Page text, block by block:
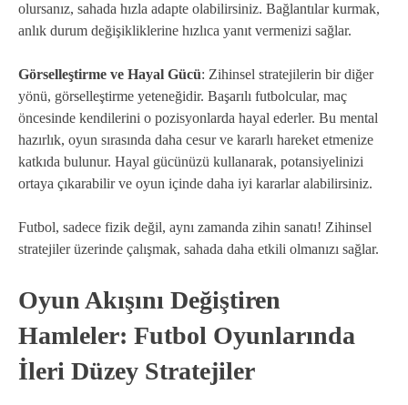
olursanız, sahada hızla adapte olabilirsiniz. Bağlantılar kurmak,
anlık durum değişikliklerine hızlıca yanıt vermenizi sağlar.
Görselleştirme ve Hayal Gücü: Zihinsel stratejilerin bir diğer
yönü, görselleştirme yeteneğidir. Başarılı futbolcular, maç
öncesinde kendilerini o pozisyonlarda hayal ederler. Bu mental
hazırlık, oyun sırasında daha cesur ve kararlı hareket etmenize
katkıda bulunur. Hayal gücünüzü kullanarak, potansiyelinizi
ortaya çıkarabilir ve oyun içinde daha iyi kararlar alabilirsiniz.
Futbol, sadece fizik değil, aynı zamanda zihin sanatı! Zihinsel
stratejiler üzerinde çalışmak, sahada daha etkili olmanızı sağlar.
Oyun Akışını Değiştiren
Hamleler: Futbol Oyunlarında
İleri Düzey Stratejiler